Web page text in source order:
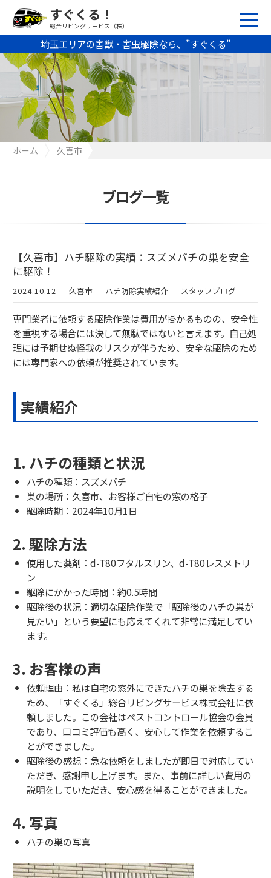
埼玉エリアの害獣・害虫駆除なら、”すぐくる”
すぐくる！
総合リビングサービス（株）
ホーム
久喜市
ブログ一覧
【久喜市】ハチ駆除の実績：スズメバチの巣を安全
に駆除！
2024.10.12 久喜市 ハチ防除実績紹介 スタッフブログ
専門業者に依頼する駆除作業は費用が掛かるものの、安全性
を重視する場合には決して無駄ではないと言えます。自己処
理には予期せぬ怪我のリスクが伴うため、安全な駆除のため
には専門家への依頼が推奨されています。
実績紹介
1. ハチの種類と状況
ハチの種類：スズメバチ
巣の場所：久喜市、お客様ご自宅の窓の格子
駆除時期：2024年10月1日
2. 駆除方法
使用した薬剤：d-T80フタルスリン、d-T80レスメトリ
ン
駆除にかかった時間：約0.5時間
駆除後の状況：適切な駆除作業で「駆除後のハチの巣が
見たい」という要望にも応えてくれて非常に満足してい
ます。
3. お客様の声
依頼理由：私は自宅の窓外にできたハチの巣を除去する
ため、「すぐくる」総合リビングサービス株式会社に依
頼しました。この会社はペストコントロール協会の会員
であり、口コミ評価も高く、安心して作業を依頼するこ
とができました。
駆除後の感想：急な依頼をしましたが即日で対応してい
ただき、感謝申し上げます。また、事前に詳しい費用の
説明をしていただき、安心感を得ることができました。
4. 写真
ハチの巣の写真